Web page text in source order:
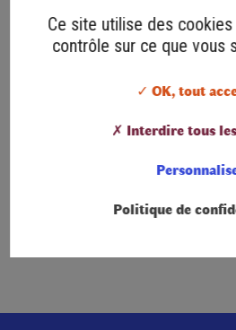
Ce site utilise des
contrôle sur ce que vous
✓ OK, tout
✗ Interdire tous
Politique de